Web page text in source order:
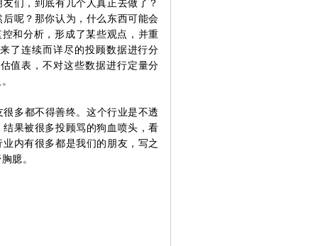
们，到底有几个人真正去做了？
呢？ 那你认为，什么东西可能会
和分析，形成了某些观点，并重
了连续而详尽的投顾数据进行分
值表，不对这些数据进行定量分
多都不得善终。 这个行业是不透
果被很多投顾骂的狗血喷头，看
业内有很多都是我们的朋友，写之
臆。